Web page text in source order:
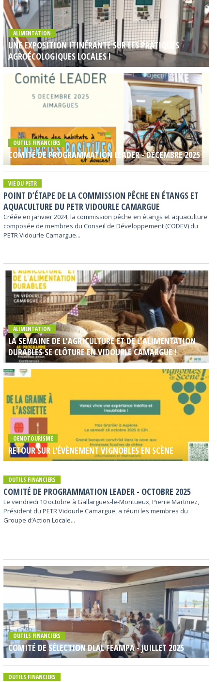
ALIMENTATION
UNE EXPOSITION ITINÉRANTE SUR LES PRATIQUES
AGROÉCOLOGIQUES LOCALES !
OUTILS FINANCIERS
COMITÉ DE PROGRAMMATION LEADER - DÉCEMBRE 2025
VIE DU PETR
POINT D’ÉTAPE DE LA COMMISSION PÊCHE EN ÉTANGS ET
AQUACULTURE DU PETR VIDOURLE CAMARGUE
Créée en janvier 2024, la commission pêche en étangs et aquaculture
composée de membres du Conseil de Développement (CODEV) du
PETR Vidourle Camargue...
ALIMENTATION
LA SEMAINE DE L’AGRICULTURE ET DE L’ALIMENTATION
DURABLES SE CLÔTURE EN VIDOURLE CAMARGUE !
OENOTOURISME
RETOUR SUR L'ÉVÈNEMENT VIGNOBLES EN SCÈNE
OUTILS FINANCIERS
COMITÉ DE PROGRAMMATION LEADER - OCTOBRE 2025
Le vendredi 10 octobre à Gallargues-le-Montueux, Pierre Martinez,
Président du PETR Vidourle Camargue, a réuni les membres du
Groupe d’Action Locale...
OUTILS FINANCIERS
COMITÉ DE SÉLECTION DLAL FEAMPA - JUILLET 2025
OUTILS FINANCIERS